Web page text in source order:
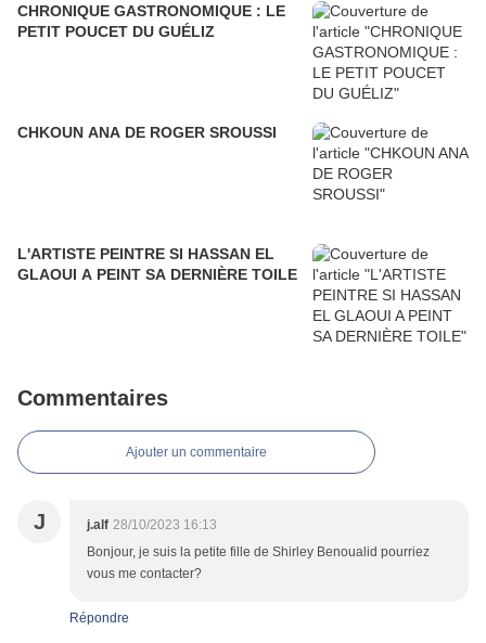
CHRONIQUE GASTRONOMIQUE : LE
PETIT POUCET DU GUÉLIZ
CHKOUN ANA DE ROGER SROUSSI
L'ARTISTE PEINTRE SI HASSAN EL
GLAOUI A PEINT SA DERNIÈRE TOILE
Commentaires
Ajouter un commentaire
J j.alf 28/10/2023 16:13
Bonjour, je suis la petite fille de Shirley Benoualid pourriez
vous me contacter?
Répondre